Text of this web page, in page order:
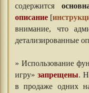
содержится
описание [
внимание, что
детализированные
» Использование
игру» запрещены.
в продаже одних